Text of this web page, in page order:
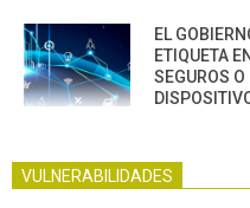
EL
ETIQUETA
SEGUROS O
VULNERABILIDADES